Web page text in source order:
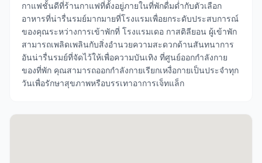
กาแฟชั้นดีที่ร้านกาแฟที่ตั้งอยู่ภายในที่พักดื่มด่ำกับตัวเลือก
อาหารที่น่ารื่นรมย์มากมายที่โรงแรมเพื่อยกระดับประสบการณ์
ของคุณระหว่างการเข้าพักที่ โรงแรมเดอ กาสติลียอน ผู้เข้าพัก
สามารถเพลิดเพลินกับสิ่งอำนวยความสะดวกด้านสันทนาการ
อันน่ารื่นรมย์ที่จัดไว้ให้เพื่อความบันเทิง ที่ศูนย์ออกกำลังกาย
ของที่พัก คุณสามารถออกกำลังกายเรียกเหงื่อกายเป็นประจำทุก
วันเพื่อรักษาสุขภาพหรือบรรเทาอาการเจ็ทแล็ก